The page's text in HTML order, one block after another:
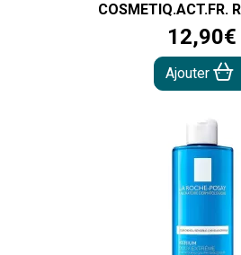
COSMETIQ.ACT.FR.
12,90€
Ajouter